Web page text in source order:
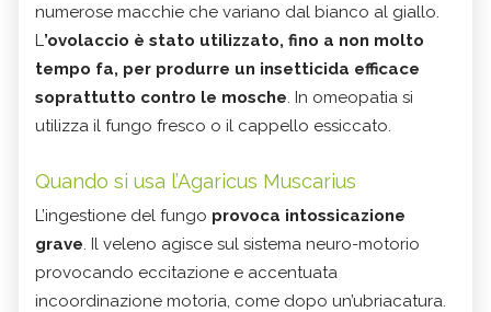
numerose macchie che variano dal bianco al giallo.
L ’ovolaccio è stato utilizzato, fino a non molto
tempo fa, per produrre un insetticida efficace
soprattutto contro le mosche . In omeopatia si
utilizza il fungo fresco o il cappello essiccato.
Quando si usa l’Agaricus Muscarius
L’ingestione del fungo provoca intossicazione
grave . Il veleno agisce sul sistema neuro-motorio
provocando eccitazione e accentuata
incoordinazione motoria, come dopo un’ubriacatura.